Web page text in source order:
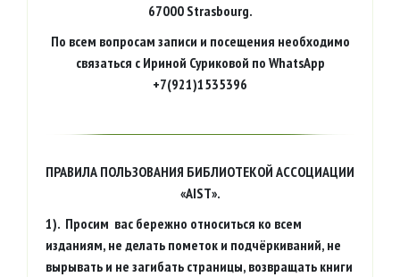
67000 Strasbourg.
По всем вопросам записи и посещения необходимо
связаться с Ириной Суриковой по WhatsApp
+7(921)1535396
ПРАВИЛА ПОЛЬЗОВАНИЯ БИБЛИОТЕКОЙ АССОЦИАЦИИ
«AIST».
1). Просим вас бережно относиться ко всем
изданиям, не делать пометок и подчёркиваний, не
вырывать и не загибать страницы, возвращать книги